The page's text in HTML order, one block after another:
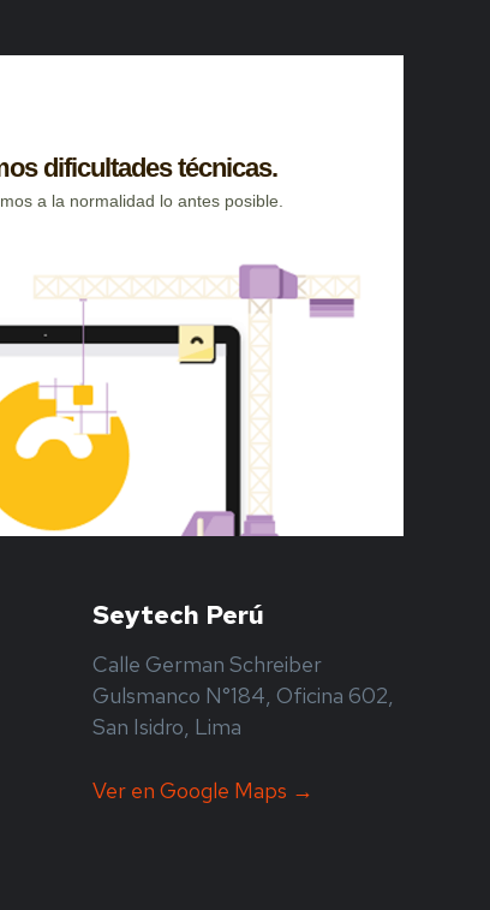
Seytech Perú
Calle German Schreiber
Gulsmanco N°184, Oficina 602,
San Isidro, Lima
Ver en Google Maps →